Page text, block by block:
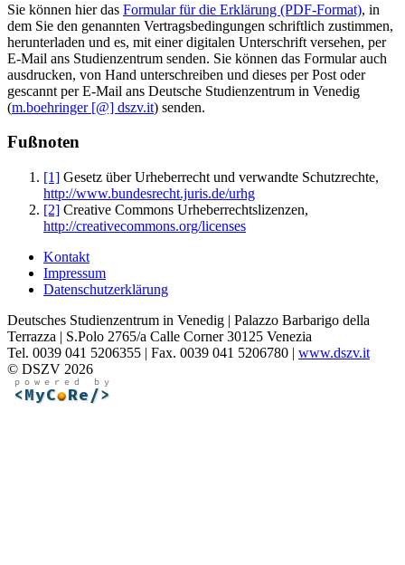
Sie können hier das Formular für die Erklärung (PDF-Format), in
dem Sie den genannten Vertragsbedingungen schriftlich zustimmen,
herunterladen und es, mit einer digitalen Unterschrift versehen, per
E-Mail ans Studienzentrum senden. Sie können das Formular auch
ausdrucken, von Hand unterschreiben und dieses per Post oder
gescannt per E-Mail ans Deutsche Studienzentrum in Venedig
(m.boehringer [@] dszv.it) senden.
Fußnoten
[1] Gesetz über Urheberrecht und verwandte Schutzrechte,
http://www.bundesrecht.juris.de/urhg
[2] Creative Commons Urheberrechtslizenzen,
http://creativecommons.org/licenses
Kontakt
Impressum
Datenschutzerklärung
Deutsches Studienzentrum in Venedig | Palazzo Barbarigo della
Terrazza | S.Polo 2765/a Calle Corner 30125 Venezia
Tel. 0039 041 5206355 | Fax. 0039 041 5206780 | www.dszv.it
© DSZV 2026